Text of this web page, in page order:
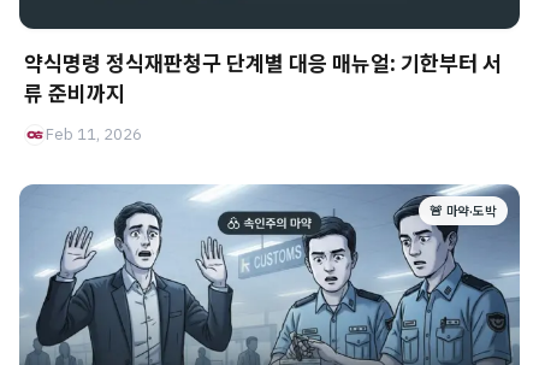
약식명령 정식재판청구 단계별 대응 매뉴얼: 기한부터 서
류 준비까지
Feb 11, 2026
🚨 마약·도박